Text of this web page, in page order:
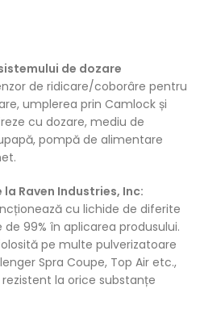
de dozare
de ridicare/coborâre pentru
umplerea prin Camlock și
cu dozare, mediu de
pompă de alimentare
Raven Industries, Inc:
cu lichide de diferite
99% în aplicarea produsului.
pe multe pulverizatoare
Spra Coupe, Top Air etc.,
la orice substanțe